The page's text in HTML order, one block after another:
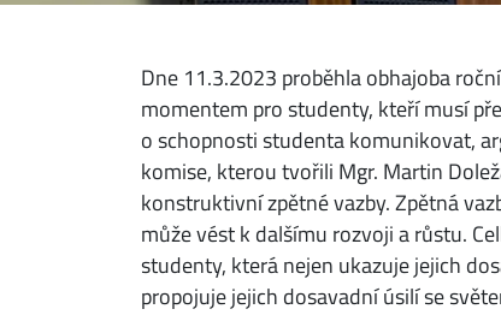
Dne 11.3.2023 proběhla obhajoba
momentem pro studenty, kteří musí
o schopnosti studenta komunikovat,
komise, kterou tvořili Mgr. Martin
konstruktivní zpětné vazby. Zpětná
může vést k dalšímu rozvoji a růstu.
studenty, která nejen ukazuje jejich
propojuje jejich dosavadní úsilí se